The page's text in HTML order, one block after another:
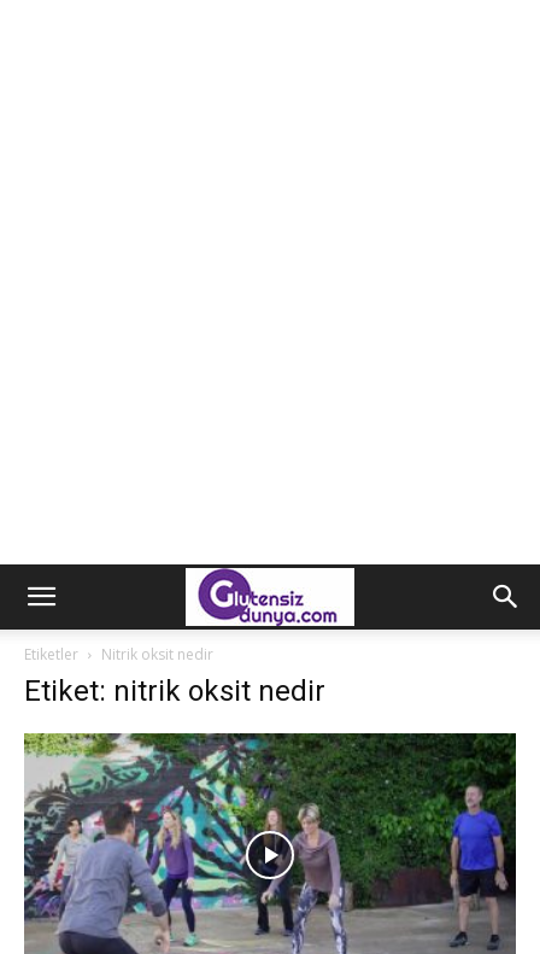
Etiketler Nitrik oksit nedir
Etiket: nitrik oksit nedir